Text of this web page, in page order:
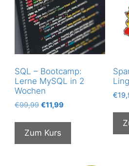
SQL – Bootcamp:
Lerne MySQL in 2
Wochen
€99,99 Ursprünglicher
war:
€99,99
€11,99
ist:
Zum Kurs
€